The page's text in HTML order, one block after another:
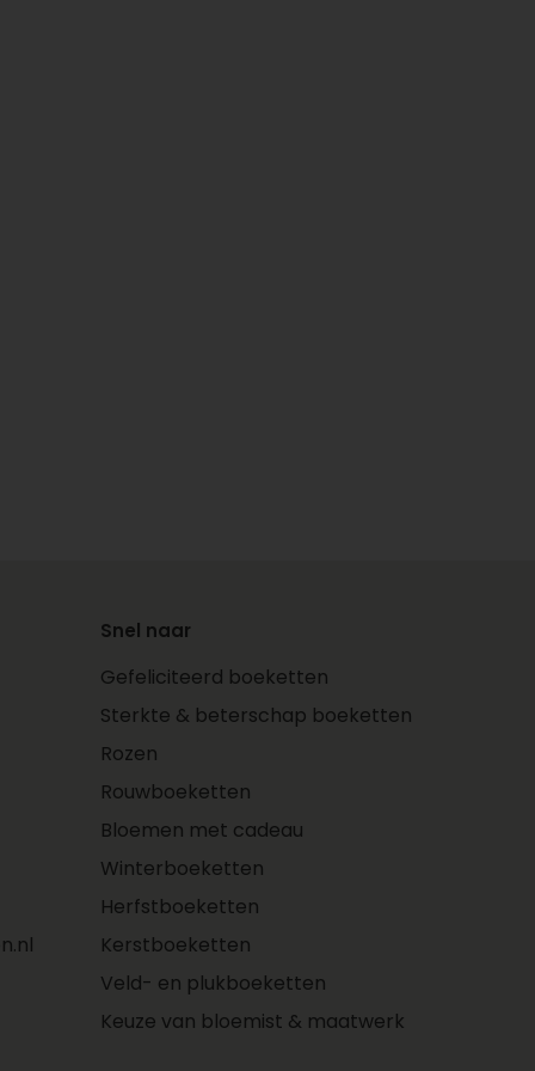
Snel naar
Gefeliciteerd boeketten
Sterkte & beterschap boeketten
Rozen
Rouwboeketten
Bloemen met cadeau
Winterboeketten
Herfstboeketten
Kerstboeketten
Veld- en plukboeketten
Keuze van bloemist & maatwerk